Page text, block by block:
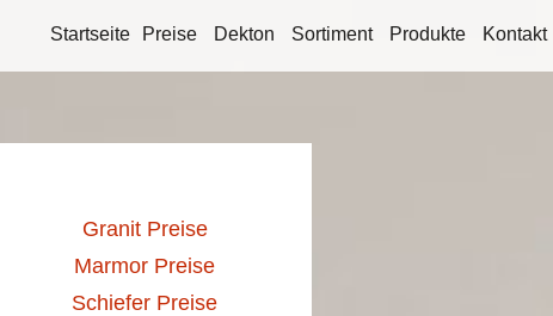
Startseite Preise Dekton Sortiment Produkte Kontakt
Granit Preise
Marmor Preise
Schiefer Preise